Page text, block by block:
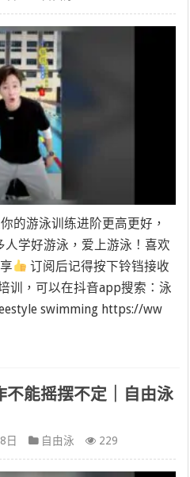
的游泳训练进阶更高更好，
学好游泳，爱上游泳！喜欢
订阅后记得按下铃铛接收
训，可以在抖音app搜索：泳
swimming https://ww
不能摇摆不定｜自由泳
日 自由泳 229